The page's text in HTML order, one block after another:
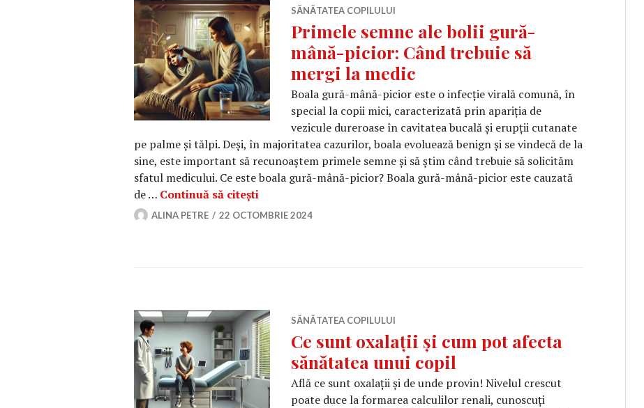
SĂNĂTATEA COPILULUI
Primele semne ale bolii gură-
mână-picior: Când trebuie să
mergi la medic
Boala gură-mână-picior este o infecție virală comună, în
special la copii mici, caracterizată prin apariția de
vezicule dureroase în cavitatea bucală și erupții cutanate
pe palme și tălpi. Deși, în majoritatea cazurilor, boala evoluează benign și se vindecă de la
sine, este important să recunoaștem primele semne și să știm când trebuie să solicităm
sfatul medicului. Ce este boala gură-mână-picior? Boala gură-mână-picior este cauzată
de … Continuă să citești
ALINA PETRE 22 OCTOMBRIE 2024
SĂNĂTATEA COPILULUI
Ce sunt oxalații și cum pot afecta
sănătatea unui copil
Află ce sunt oxalații și de unde provin! Nivelul crescut
poate duce la formarea calculilor renali, cunoscuți